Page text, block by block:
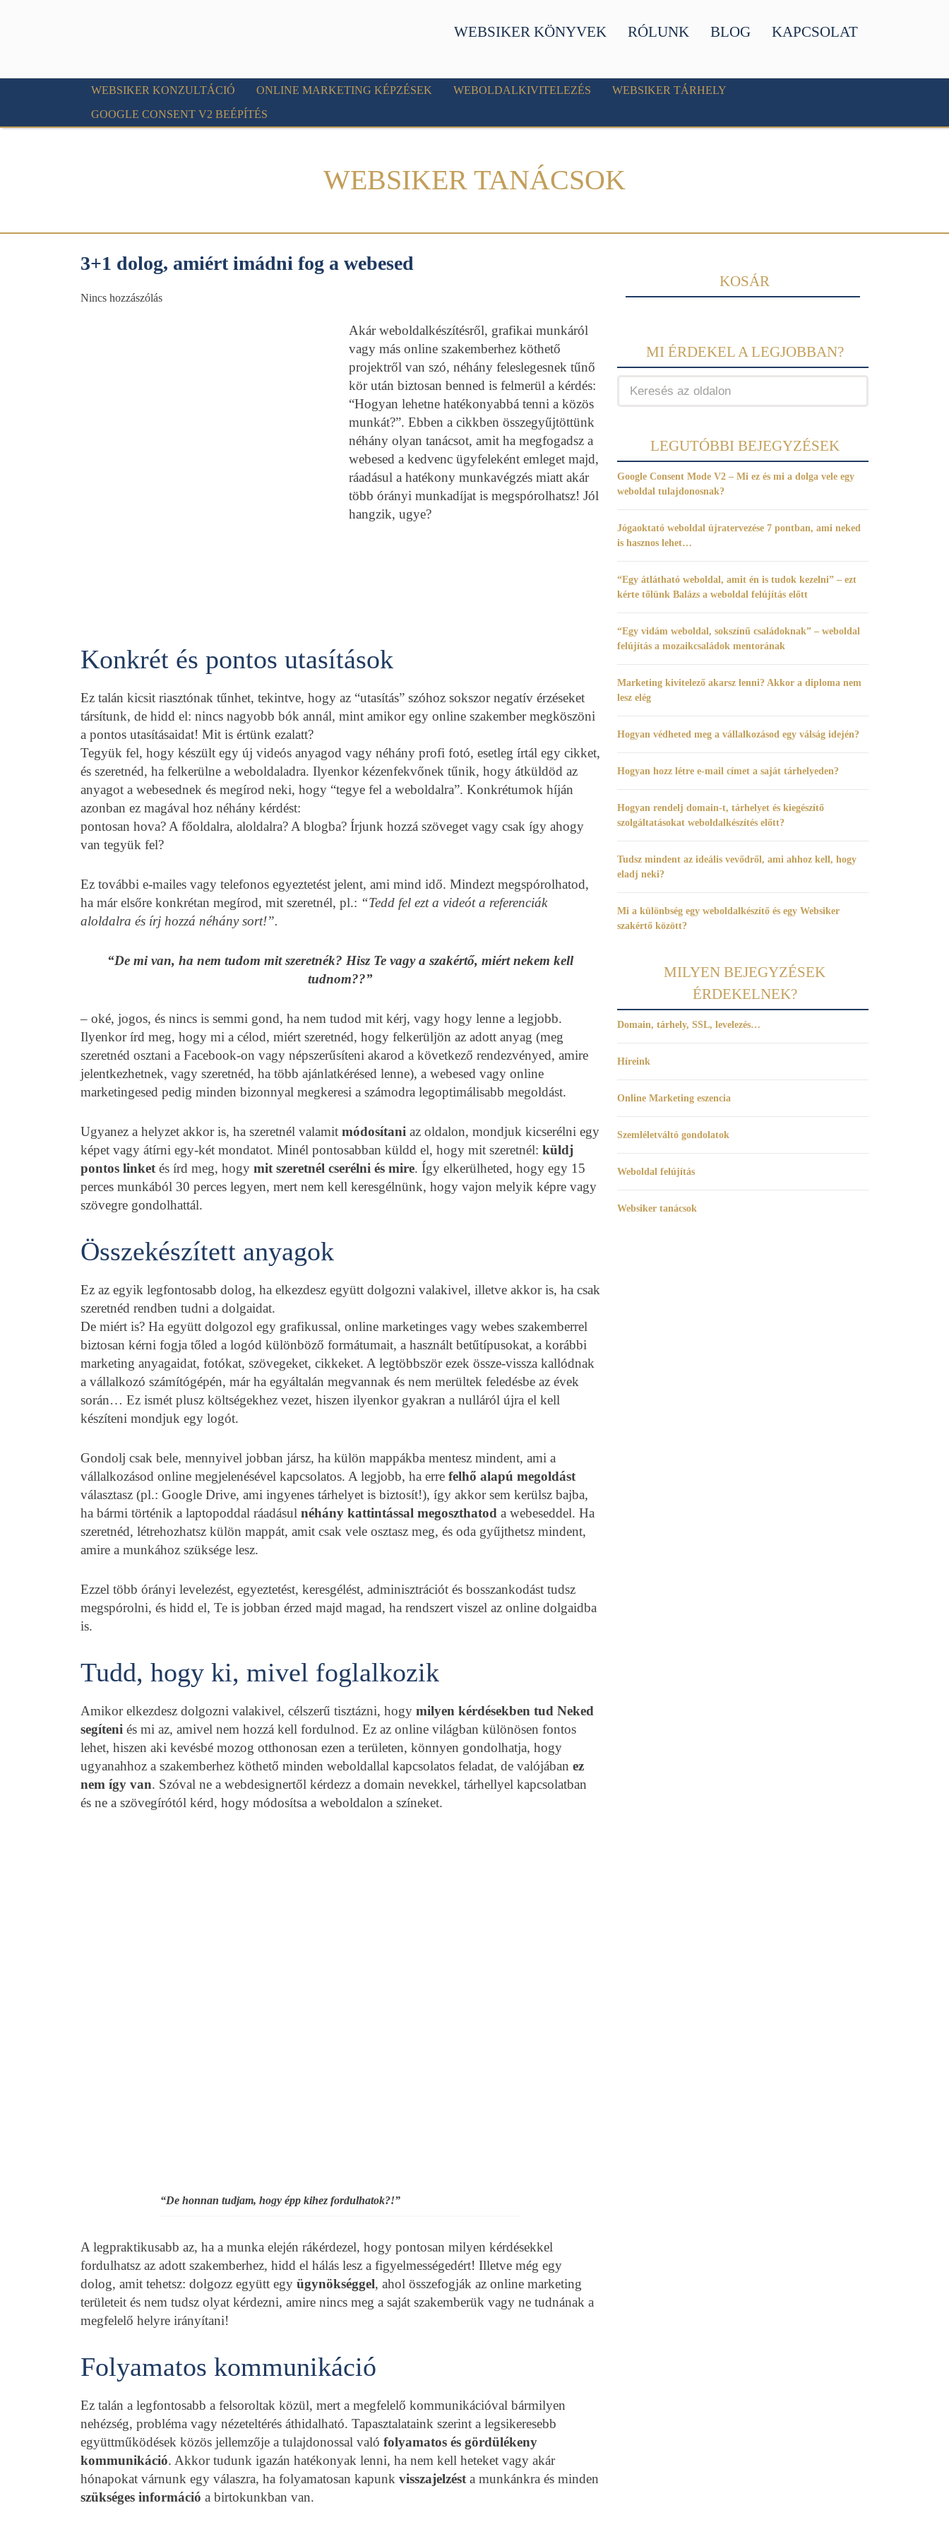
WEBSIKER KÖNYVEK RÓLUNK BLOG KAPCSOLAT
WEBSIKER KONZULTÁCIÓ ONLINE MARKETING KÉPZÉSEK WEBOLDALKIVITELEZÉS
WEBSIKER TÁRHELY
GOOGLE CONSENT V2 BEÉPÍTÉS
WEBSIKER TANÁCSOK
3+1 dolog, amiért imádni fog a webesed
Nincs hozzászólás
Akár weboldalkészítésről, grafikai munkáról
vagy más online szakemberhez köthető
projektről van szó, néhány feleslegesnek tűnő
kör után biztosan benned is felmerül a kérdés:
“Hogyan lehetne hatékonyabbá tenni a közös
munkát?”. Ebben a cikkben összegyűjtöttünk
néhány olyan tanácsot, amit ha megfogadsz a
webesed a kedvenc ügyfeleként emleget majd,
ráadásul a hatékony munkavégzés miatt akár
több órányi munkadíjat is megspórolhatsz! Jól
hangzik, ugye?
Konkrét és pontos utasítások
Ez talán kicsit riasztónak tűnhet, tekintve, hogy az “utasítás” szóhoz sokszor negatív érzéseket
társítunk, de hidd el: nincs nagyobb bók annál, mint amikor egy online szakember megköszöni
a pontos utasításaidat! Mit is értünk ezalatt?
Tegyük fel, hogy készült egy új videós anyagod vagy néhány profi fotó, esetleg írtál egy cikket,
és szeretnéd, ha felkerülne a weboldaladra. Ilyenkor kézenfekvőnek tűnik, hogy átküldöd az
anyagot a webesednek és megírod neki, hogy “tegye fel a weboldalra”. Konkrétumok híján
azonban ez magával hoz néhány kérdést:
pontosan hova? A főoldalra, aloldalra? A blogba? Írjunk hozzá szöveget vagy csak így ahogy
van tegyük fel?
Ez további e-mailes vagy telefonos egyeztetést jelent, ami mind idő. Mindezt megspórolhatod,
ha már elsőre konkrétan megírod, mit szeretnél, pl.: “Tedd fel ezt a videót a referenciák
aloldalra és írj hozzá néhány sort!”.
“De mi van, ha nem tudom mit szeretnék? Hisz Te vagy a szakértő, miért nekem kell
tudnom??”
– oké, jogos, és nincs is semmi gond, ha nem tudod mit kérj, vagy hogy lenne a legjobb.
Ilyenkor írd meg, hogy mi a célod, miért szeretnéd, hogy felkerüljön az adott anyag (meg
szeretnéd osztani a Facebook-on vagy népszerűsíteni akarod a következő rendezvényed, amire
jelentkezhetnek, vagy szeretnéd, ha több ajánlatkérésed lenne), a webesed vagy online
marketingesed pedig minden bizonnyal megkeresi a számodra legoptimálisabb megoldást.
Ugyanez a helyzet akkor is, ha szeretnél valamit módosítani az oldalon, mondjuk kicserélni egy
képet vagy átírni egy-két mondatot. Minél pontosabban küldd el, hogy mit szeretnél: küldj
pontos linket és írd meg, hogy mit szeretnél cserélni és mire. Így elkerülheted, hogy egy 15
perces munkából 30 perces legyen, mert nem kell keresgélnünk, hogy vajon melyik képre vagy
szövegre gondolhattál.
Összekészített anyagok
Ez az egyik legfontosabb dolog, ha elkezdesz együtt dolgozni valakivel, illetve akkor is, ha csak
szeretnéd rendben tudni a dolgaidat.
De miért is? Ha együtt dolgozol egy grafikussal, online marketinges vagy webes szakemberrel
biztosan kérni fogja tőled a logód különböző formátumait, a használt betűtípusokat, a korábbi
marketing anyagaidat, fotókat, szövegeket, cikkeket. A legtöbbször ezek össze-vissza kallódnak
a vállalkozó számítógépén, már ha egyáltalán megvannak és nem merültek feledésbe az évek
során… Ez ismét plusz költségekhez vezet, hiszen ilyenkor gyakran a nulláról újra el kell
készíteni mondjuk egy logót.
Gondolj csak bele, mennyivel jobban jársz, ha külön mappákba mentesz mindent, ami a
vállalkozásod online megjelenésével kapcsolatos. A legjobb, ha erre felhő alapú megoldást
választasz (pl.: Google Drive, ami ingyenes tárhelyet is biztosít!), így akkor sem kerülsz bajba,
ha bármi történik a laptopoddal ráadásul néhány kattintással megoszthatod a webeseddel. Ha
szeretnéd, létrehozhatsz külön mappát, amit csak vele osztasz meg, és oda gyűjthetsz mindent,
amire a munkához szüksége lesz.
Ezzel több órányi levelezést, egyeztetést, keresgélést, adminisztrációt és bosszankodást tudsz
megspórolni, és hidd el, Te is jobban érzed majd magad, ha rendszert viszel az online dolgaidba
is.
Tudd, hogy ki, mivel foglalkozik
Amikor elkezdesz dolgozni valakivel, célszerű tisztázni, hogy milyen kérdésekben tud Neked
segíteni és mi az, amivel nem hozzá kell fordulnod. Ez az online világban különösen fontos
lehet, hiszen aki kevésbé mozog otthonosan ezen a területen, könnyen gondolhatja, hogy
ugyanahhoz a szakemberhez köthető minden weboldallal kapcsolatos feladat, de valójában ez
nem így van. Szóval ne a webdesignertől kérdezz a domain nevekkel, tárhellyel kapcsolatban
és ne a szövegírótól kérd, hogy módosítsa a weboldalon a színeket.
“De honnan tudjam, hogy épp kihez fordulhatok?!”
A legpraktikusabb az, ha a munka elején rákérdezel, hogy pontosan milyen kérdésekkel
fordulhatsz az adott szakemberhez, hidd el hálás lesz a figyelmességedért! Illetve még egy
dolog, amit tehetsz: dolgozz együtt egy ügynökséggel, ahol összefogják az online marketing
területeit és nem tudsz olyat kérdezni, amire nincs meg a saját szakemberük vagy ne tudnának a
megfelelő helyre irányítani!
Folyamatos kommunikáció
Ez talán a legfontosabb a felsoroltak közül, mert a megfelelő kommunikációval bármilyen
nehézség, probléma vagy nézeteltérés áthidalható. Tapasztalataink szerint a legsikeresebb
együttműködések közös jellemzője a tulajdonossal való folyamatos és gördülékeny
kommunikáció. Akkor tudunk igazán hatékonyak lenni, ha nem kell heteket vagy akár
hónapokat várnunk egy válaszra, ha folyamatosan kapunk visszajelzést a munkánkra és minden
szükséges információ a birtokunkban van.
KOSÁR
MI ÉRDEKEL A LEGJOBBAN?
LEGUTÓBBI BEJEGYZÉSEK
Google Consent Mode V2 – Mi ez és mi a dolga vele egy
weboldal tulajdonosnak?
Jógaoktató weboldal újratervezése 7 pontban, ami neked
is hasznos lehet…
“Egy átlátható weboldal, amit én is tudok kezelni” – ezt
kérte tőlünk Balázs a weboldal felújítás előtt
“Egy vidám weboldal, sokszínű családoknak” – weboldal
felújítás a mozaikcsaládok mentorának
Marketing kivitelező akarsz lenni? Akkor a diploma nem
lesz elég
Hogyan védheted meg a vállalkozásod egy válság idején?
Hogyan hozz létre e-mail címet a saját tárhelyeden?
Hogyan rendelj domain-t, tárhelyet és kiegészítő
szolgáltatásokat weboldalkészítés előtt?
Tudsz mindent az ideális vevődről, ami ahhoz kell, hogy
eladj neki?
Mi a különbség egy weboldalkészítő és egy Websiker
szakértő között?
MILYEN BEJEGYZÉSEK
ÉRDEKELNEK?
Domain, tárhely, SSL, levelezés…
Híreink
Online Marketing eszencia
Szemléletváltó gondolatok
Weboldal felújítás
Websiker tanácsok